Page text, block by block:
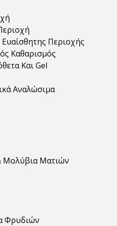
Περιοχής
Καθαρισμός
Και Gel
Αναλώσιμα
Μολύβια Ματιών
Φρυδιών